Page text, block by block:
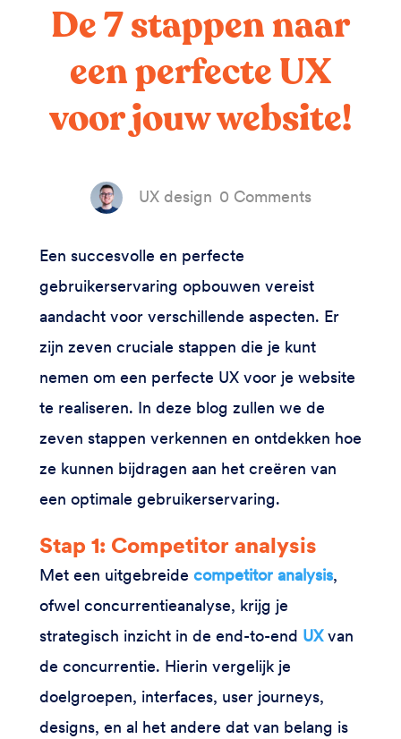
De 7 stappen naar
een perfecte UX
voor jouw website!
UX design 0 Comments
Een succesvolle en perfecte
gebruikerservaring opbouwen vereist
aandacht voor verschillende aspecten. Er
zijn zeven cruciale stappen die je kunt
nemen om een perfecte UX voor je website
te realiseren. In deze blog zullen we de
zeven stappen verkennen en ontdekken hoe
ze kunnen bijdragen aan het creëren van
een optimale gebruikerservaring.
Stap 1: Competitor analysis
Met een uitgebreide competitor analysis,
ofwel concurrentieanalyse, krijg je
strategisch inzicht in de end-to-end UXvan
de concurrentie. Hierin vergelijk je
doelgroepen, interfaces, user journeys,
designs, en al het andere dat van belang is